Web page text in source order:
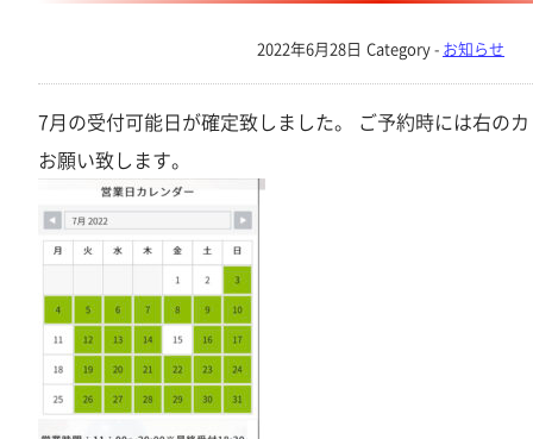
2022年6月28日 Category - お知らせ
7月の受付可能日が確定致しました。 ご予約時には右の
お願い致します。